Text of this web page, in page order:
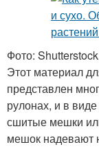
Фото:
Этот материал
представлен
рулонах, и в
сшитые мешки
мешок надевают